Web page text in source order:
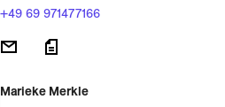
+49 69 971477166
Marieke Merkle